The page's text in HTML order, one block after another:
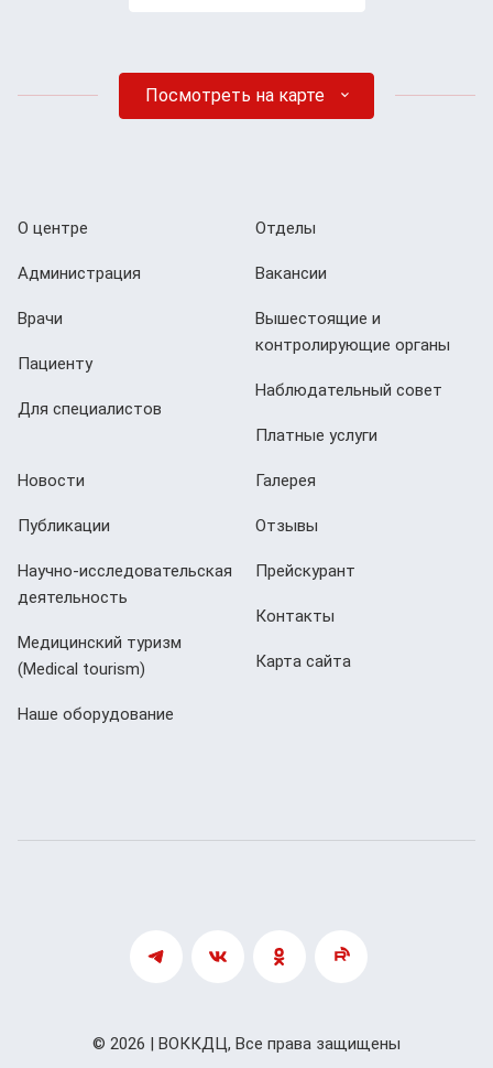
Посмотреть на карте
О центре
Администрация
Врачи
Пациенту
Для специалистов
Отделы
Вакансии
Вышестоящие и
контролирующие органы
Наблюдательный совет
Платные услуги
Новости
Публикации
Научно-исследовательская
деятельность
Медицинский туризм
(Мedical tourism)
Наше оборудование
Галерея
Отзывы
Прейскурант
Контакты
Карта сайта
© 2026 | ВОККДЦ, Все права защищены